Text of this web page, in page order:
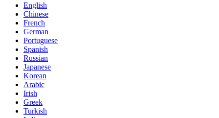
English
Chinese
French
German
Portuguese
Spanish
Russian
Japanese
Korean
Arabic
Irish
Greek
Turkish